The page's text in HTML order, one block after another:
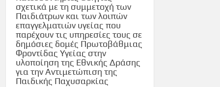
σχετικά με τη συμμετοχή των
Παιδιάτρων και των λοιπών
επαγγελματιών υγείας που
παρέχουν τις υπηρεσίες τους σε
δημόσιες δομές Πρωτοβάθμιας
Φροντίδας Υγείας στην
υλοποίηση της Εθνικής Δράσης
για την Αντιμετώπιση της
Παιδικής Παχυσαρκίας